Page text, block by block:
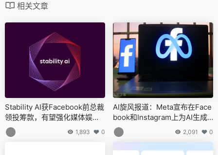
相关文章
Stability AI获Facebook前总裁
领投筹款，有望强化媒体娱乐
行业合作
1,893 0
AI旋风报道：Meta宣布在Face
book和Instagram上为AI生成
内容打上标签
2,091 0